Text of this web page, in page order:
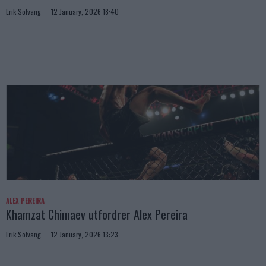
Erik Solvang 12 January, 2026 18:40
ALEX PEREIRA
Khamzat Chimaev utfordrer Alex Pereira
Erik Solvang 12 January, 2026 13:23